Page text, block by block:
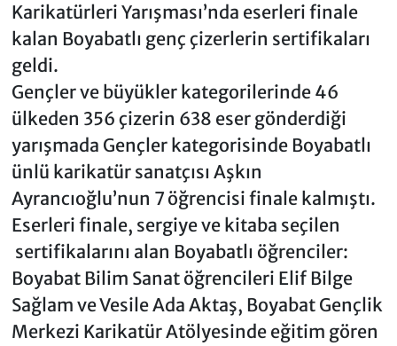
Karikatürleri Yarışması’nda eserleri finale
kalan Boyabatlı genç çizerlerin sertifikaları
geldi.
Gençler ve büyükler kategorilerinde 46
ülkeden 356 çizerin 638 eser gönderdiği
yarışmada Gençler kategorisinde Boyabatlı
ünlü karikatür sanatçısı Aşkın
Ayrancıoğlu’nun 7 öğrencisi finale kalmıştı.
Eserleri finale, sergiye ve kitaba seçilen
sertifikalarını alan Boyabatlı öğrenciler:
Boyabat Bilim Sanat öğrencileri Elif Bilge
Sağlam ve Vesile Ada Aktaş, Boyabat Gençlik
Merkezi Karikatür Atölyesinde eğitim gören